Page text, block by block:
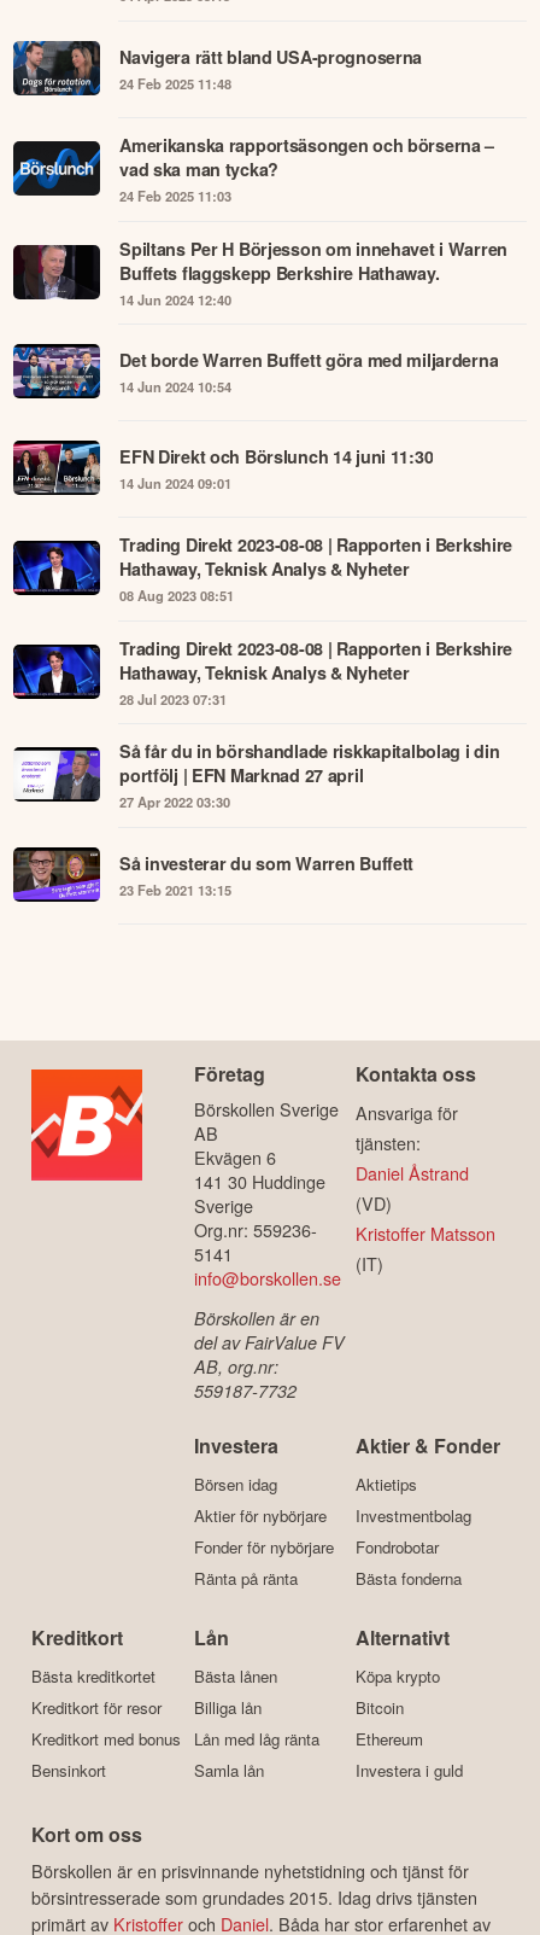
och kan man lita på uppdragsanalys?
04 Apr 2025 05:15
Navigera rätt bland USA-prognoserna
24 Feb 2025 11:48
vad ska man tycka?
24 Feb 2025 11:03
Buffets flaggskepp Berkshire Hathaway.
14 Jun 2024 12:40
Det borde Warren Buffett göra med miljarderna
EFN Direkt och Börslunch 14 juni 11:30
14 Jun 2024 09:01
Hathaway, Teknisk Analys & Nyheter
08 Aug 2023 08:51
Hathaway, Teknisk Analys & Nyheter
28 Jul 2023 07:31
portfölj | EFN Marknad 27 april
27 Apr 2022 03:30
Företag
Börskollen Sverige
AB
Ekvägen 6
141 30 Huddinge
Sverige
Org.nr: 559236-
5141
info@borskollen.se
Börskollen är en
AB, org.nr:
559187-7732
Kontakta oss
Ansvariga för
tjänsten:
Daniel Åstrand
Investera
Börsen idag
Fonder för nybörjare
Aktier & Fonder
Aktietips
Fondrobotar
Kreditkort
Bästa kreditkortet
Kreditkort med bonus
Lån
Bästa lånen
Alternativt
Köpa krypto
Kort om oss